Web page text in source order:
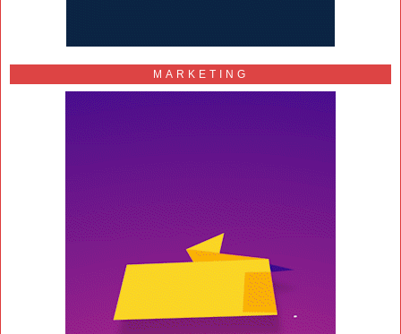
MARKETING